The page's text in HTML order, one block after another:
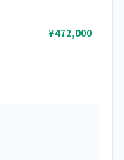
¥472,000